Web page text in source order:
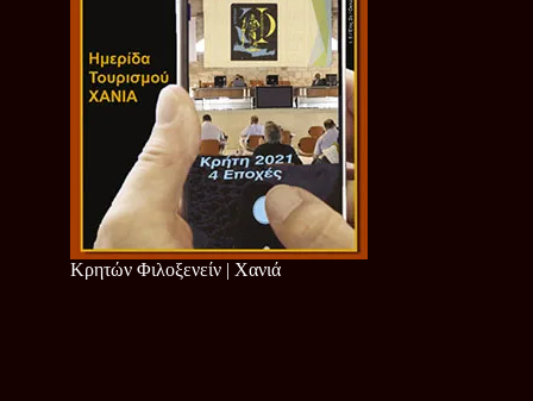
Κρητών Φιλοξενείν | Χανιά